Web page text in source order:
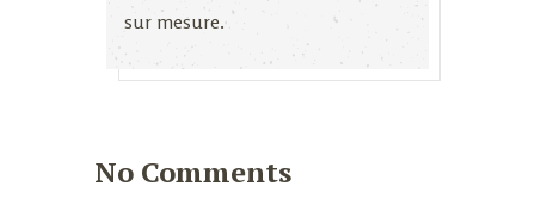
sur mesure.
No Comments